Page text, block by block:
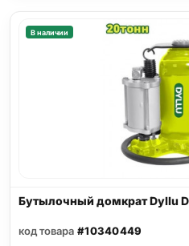
В наличии
Бутылочный домкрат Dyllu
код товара #10340449